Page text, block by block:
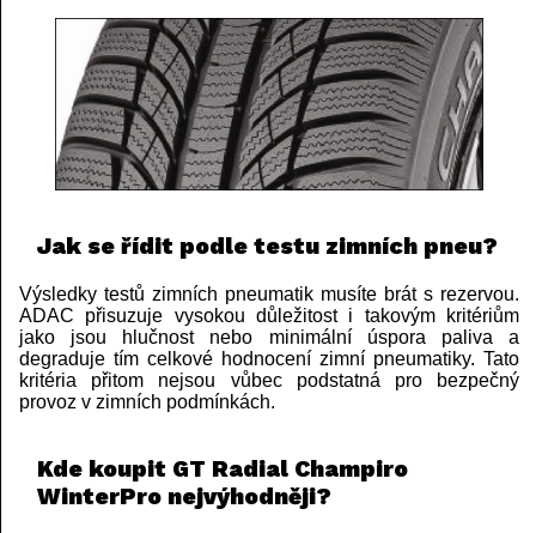
Jak se řídit podle testu zimních pneu?
Výsledky testů zimních pneumatik musíte brát s rezervou.
ADAC přisuzuje vysokou důležitost i takovým kritériům
jako jsou hlučnost nebo minimální úspora paliva a
degraduje tím celkové hodnocení zimní pneumatiky. Tato
kritéria přitom nejsou vůbec podstatná pro bezpečný
provoz v zimních podmínkách.
Kde koupit GT Radial Champiro
WinterPro nejvýhodněji?